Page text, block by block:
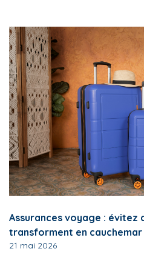
Assurances voyage : évitez
transforment en
21 mai 2026